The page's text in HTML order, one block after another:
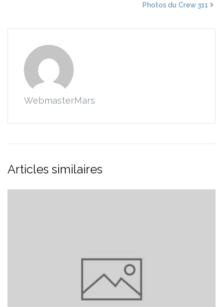
Photos du Crew 311
WebmasterMars
Articles similaires